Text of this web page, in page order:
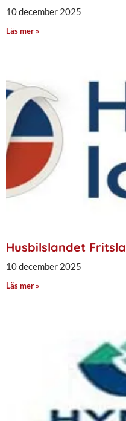
10 december 2025
Läs mer »
Husbilslandet Fritsla
10 december 2025
Läs mer »